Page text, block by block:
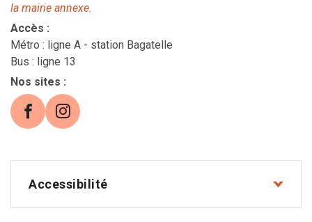
la mairie annexe.
Accès :
Métro : ligne A - station Bagatelle
Bus : ligne 13
Nos sites :
Facebook (s'ouvre dans une nouvelle
Instagram (s'ouvre dans une nouvelle
Accessibilité